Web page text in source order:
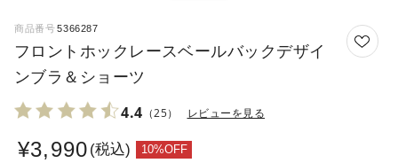
商品番号 5366287
フロントホックレースベールバックデザイ
ンブラ＆ショーツ
4.4 （25） レビューを見る
¥3,990 税込